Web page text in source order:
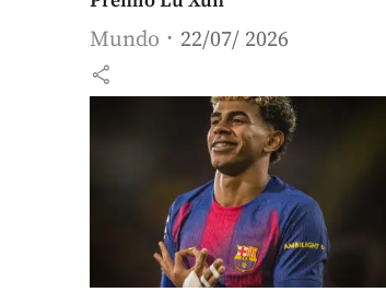
Mundo 22/07/ 2026
share